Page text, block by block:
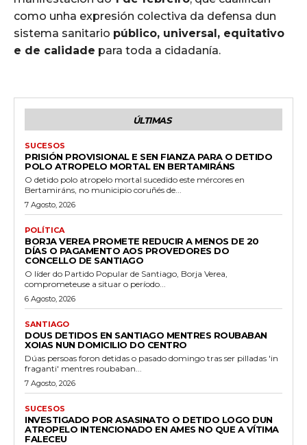
como unha expresión colectiva da defensa dun
sistema sanitario público, universal, equitativo
e de calidade para toda a cidadanía.
ÚLTIMAS
SUCESOS
PRISIÓN PROVISIONAL E SEN FIANZA PARA O DETIDO
POLO ATROPELO MORTAL EN BERTAMIRÁNS
O detido polo atropelo mortal sucedido este mércores en
Bertamiráns, no municipio coruñés de...
7 Agosto, 2026
POLÍTICA
BORJA VEREA PROMETE REDUCIR A MENOS DE 20
DÍAS O PAGAMENTO AOS PROVEDORES DO
CONCELLO DE SANTIAGO
O líder do Partido Popular de Santiago, Borja Verea,
comprometeuse a situar o período...
6 Agosto, 2026
SANTIAGO
DOUS DETIDOS EN SANTIAGO MENTRES ROUBABAN
XOIAS NUN DOMICILIO DO CENTRO
Dúas persoas foron detidas o pasado domingo tras ser pilladas 'in
fraganti' mentres roubaban...
7 Agosto, 2026
SUCESOS
INVESTIGADO POR ASASINATO O DETIDO LOGO DUN
ATROPELO INTENCIONADO EN AMES NO QUE A VÍTIMA
FALECEU